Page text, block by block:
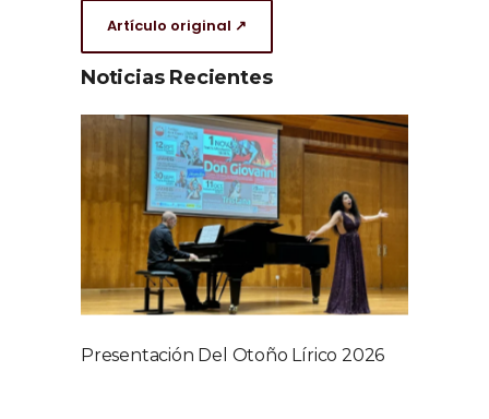
Artículo original ↗
Noticias Recientes
Presentación Del Otoño Lírico 2026